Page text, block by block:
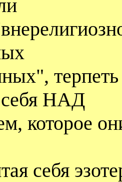
себя НАД
которое
себя